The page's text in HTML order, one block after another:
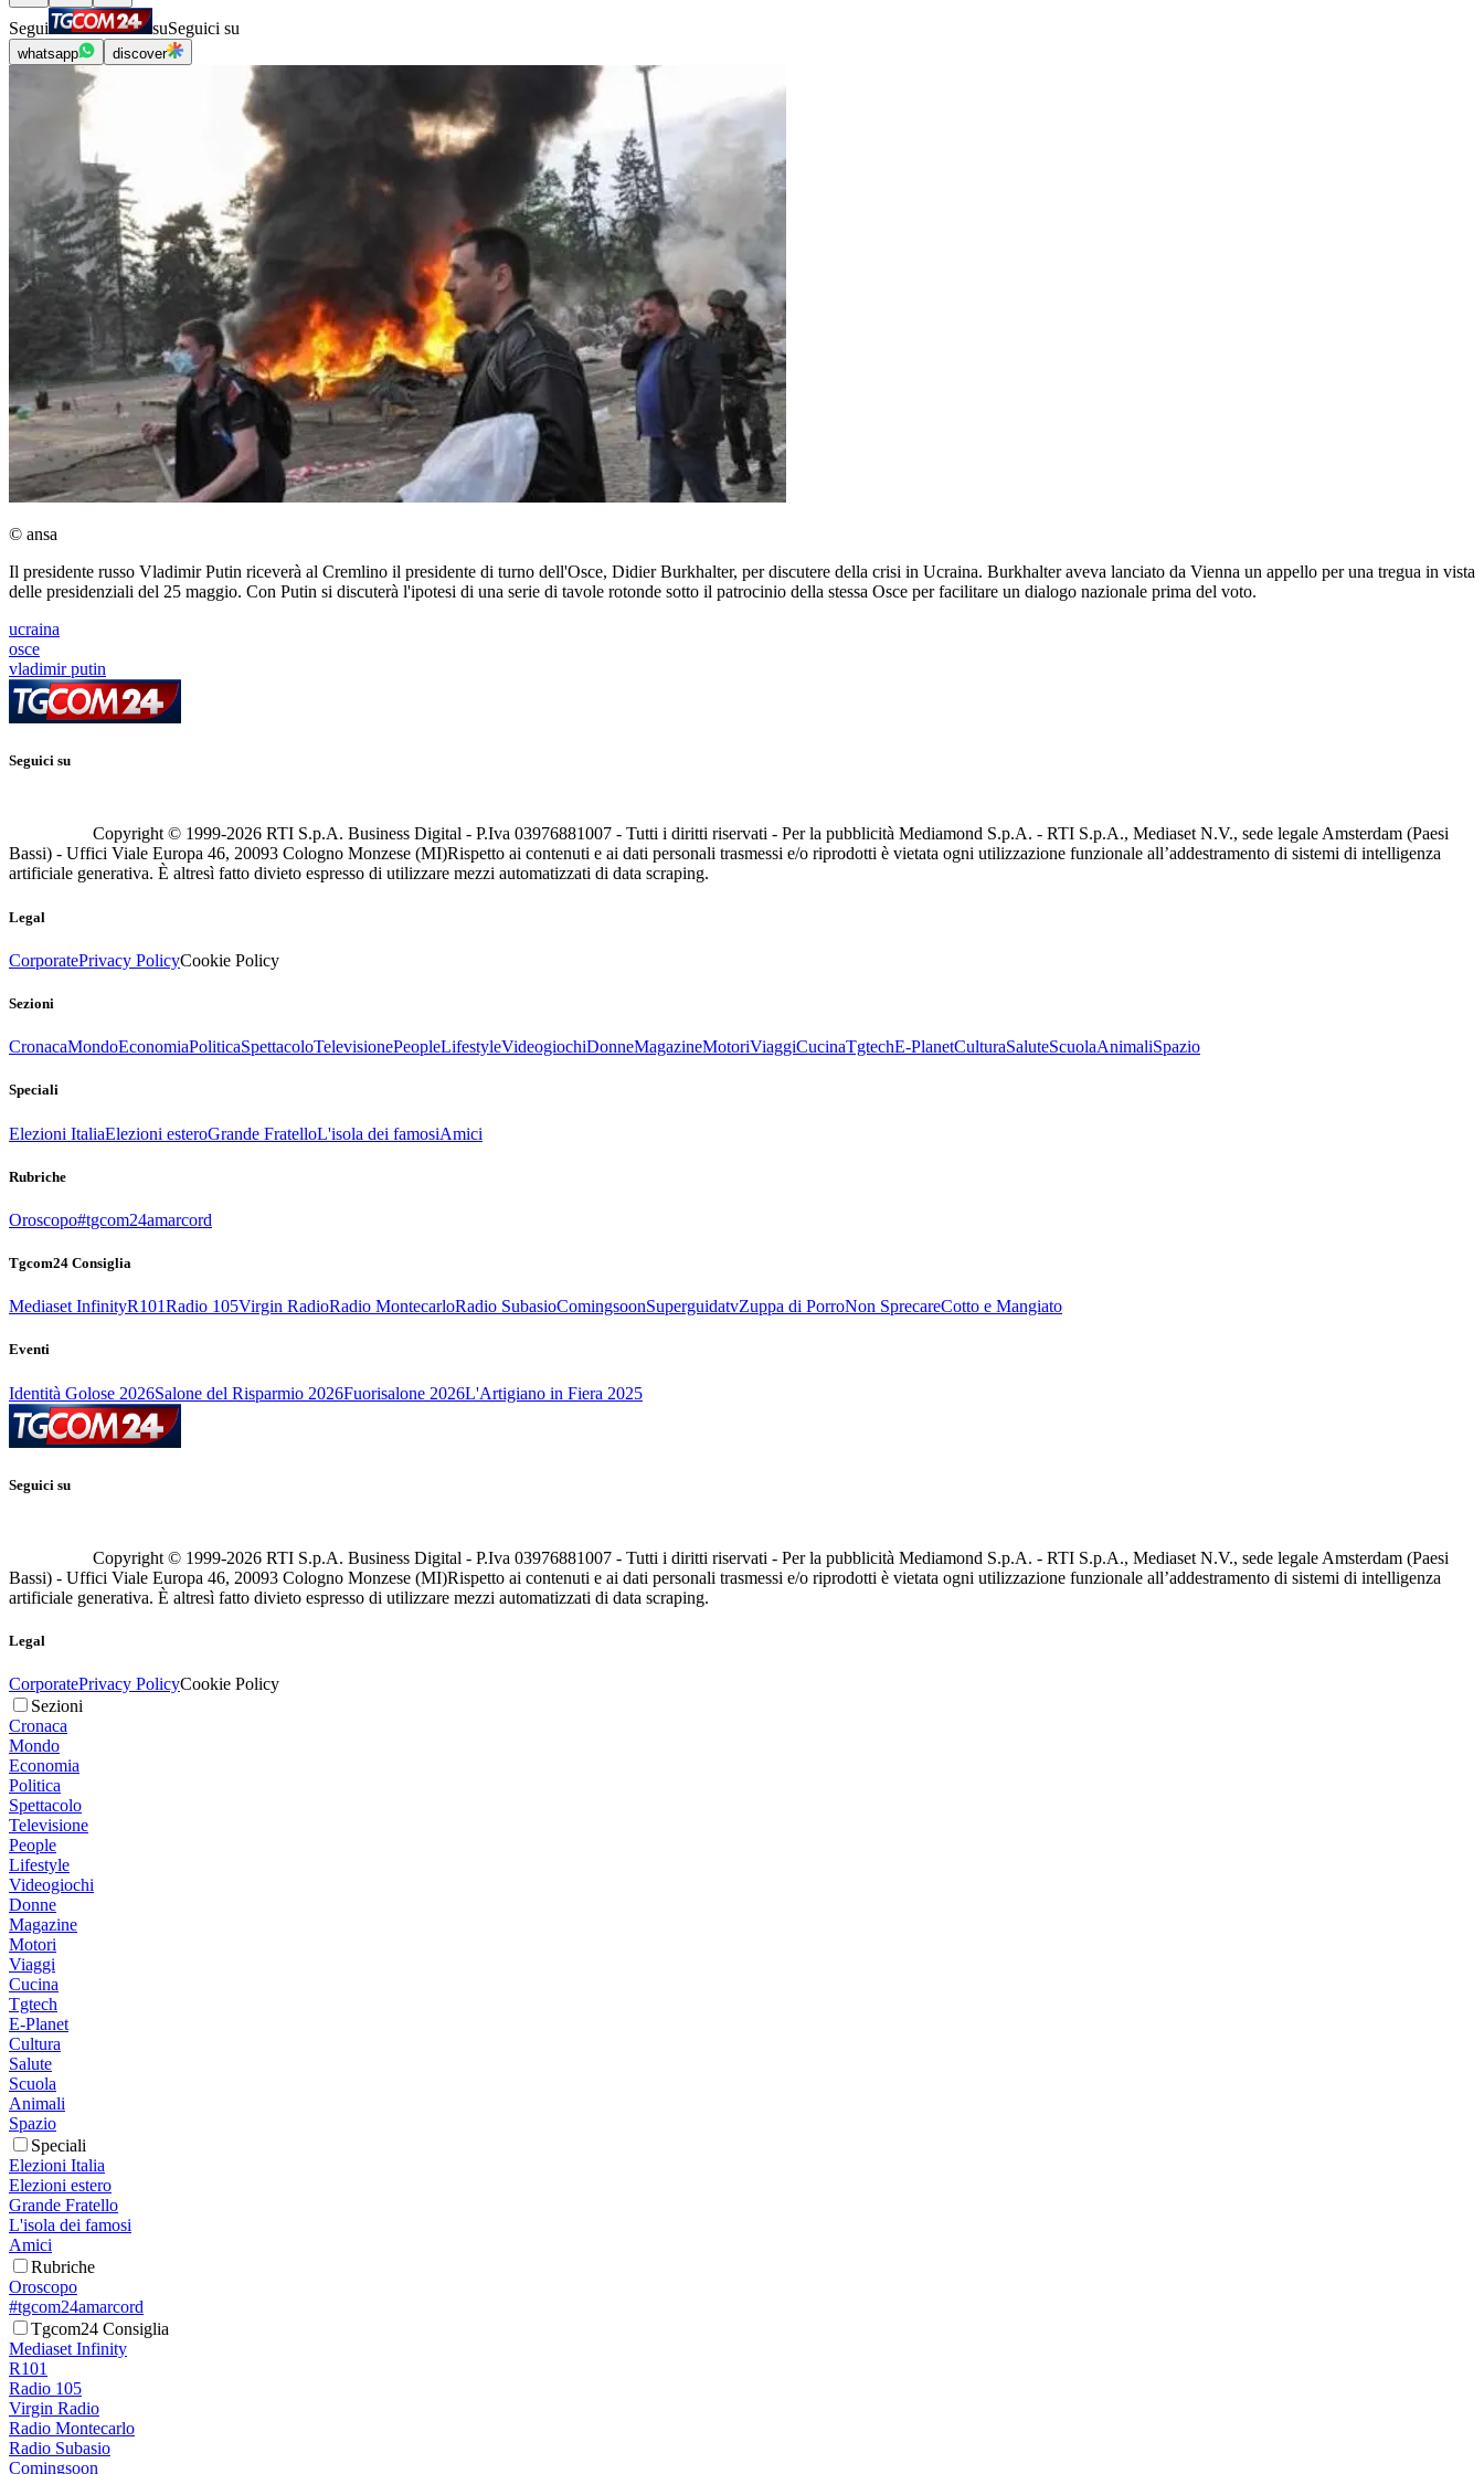
Segui suSeguici su
whatsapp discover
© ansa
Il presidente russo Vladimir Putin riceverà al Cremlino il presidente di turno dell'Osce, Didier Burkhalter, per discutere della crisi in Ucraina. Burkhalter aveva lanciato da Vienna un appello per una tregua in vista
delle presidenziali del 25 maggio. Con Putin si discuterà l'ipotesi di una serie di tavole rotonde sotto il patrocinio della stessa Osce per facilitare un dialogo nazionale prima del voto.
ucraina
osce
vladimir putin
Seguici su
Copyright © 1999-2026 RTI S.p.A. Business Digital - P.Iva 03976881007 - Tutti i diritti riservati - Per la pubblicità Mediamond S.p.A. - RTI S.p.A., Mediaset N.V., sede legale Amsterdam (Paesi
Bassi) - Uffici Viale Europa 46, 20093 Cologno Monzese (MI)Rispetto ai contenuti e ai dati personali trasmessi e/o riprodotti è vietata ogni utilizzazione funzionale all’addestramento di sistemi di intelligenza
artificiale generativa. È altresì fatto divieto espresso di utilizzare mezzi automatizzati di data scraping.
Legal
CorporatePrivacy PolicyCookie Policy
Sezioni
CronacaMondoEconomiaPoliticaSpettacoloTelevisionePeopleLifestyleVideogiochiDonneMagazineMotoriViaggiCucinaTgtechE-PlanetCulturaSaluteScuolaAnimaliSpazio
Speciali
Elezioni ItaliaElezioni esteroGrande FratelloL'isola dei famosiAmici
Rubriche
Oroscopo#tgcom24amarcord
Tgcom24 Consiglia
Mediaset InfinityR101Radio 105Virgin RadioRadio MontecarloRadio SubasioComingsoonSuperguidatvZuppa di PorroNon SprecareCotto e Mangiato
Eventi
Identità Golose 2026Salone del Risparmio 2026Fuorisalone 2026L'Artigiano in Fiera 2025
Seguici su
Copyright © 1999-2026 RTI S.p.A. Business Digital - P.Iva 03976881007 - Tutti i diritti riservati - Per la pubblicità Mediamond S.p.A. - RTI S.p.A., Mediaset N.V., sede legale Amsterdam (Paesi
Bassi) - Uffici Viale Europa 46, 20093 Cologno Monzese (MI)Rispetto ai contenuti e ai dati personali trasmessi e/o riprodotti è vietata ogni utilizzazione funzionale all’addestramento di sistemi di intelligenza
artificiale generativa. È altresì fatto divieto espresso di utilizzare mezzi automatizzati di data scraping.
Legal
CorporatePrivacy PolicyCookie Policy
Sezioni
Cronaca
Mondo
Economia
Politica
Spettacolo
Televisione
People
Lifestyle
Videogiochi
Donne
Magazine
Motori
Viaggi
Cucina
Tgtech
E-Planet
Cultura
Salute
Scuola
Animali
Spazio
Speciali
Elezioni Italia
Elezioni estero
Grande Fratello
L'isola dei famosi
Amici
Rubriche
Oroscopo
#tgcom24amarcord
Tgcom24 Consiglia
Mediaset Infinity
R101
Radio 105
Virgin Radio
Radio Montecarlo
Radio Subasio
Comingsoon